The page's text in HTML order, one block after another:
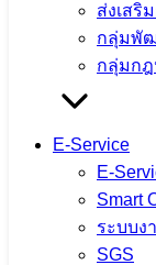
ส่งเสริ
กลุ่มพั
กลุ่มก
E-Service
E-
Smart
ระบบง
SGS
จำนวนผู้ชม:
เนื้อหาอื่นๆ